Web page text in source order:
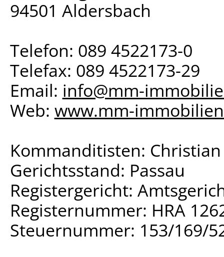
94501 Aldersbach
Telefon: 089 4522173-0
Telefax: 089 4522173-29
Email: info@mm-
Web: www.mm-
Kommanditisten:
Gerichtsstand: Passau
Registergericht:
Registernummer: HRA
Steuernummer: 153/169/